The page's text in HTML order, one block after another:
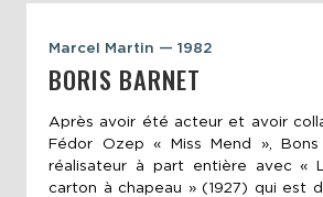
Marcel Martin — 1982
BORIS BARNET
Après avoir été acteur et avoir
Fédor Ozep « Miss Mend »,
réalisateur à part entière avec «
carton à chapeau » (1927) qui est